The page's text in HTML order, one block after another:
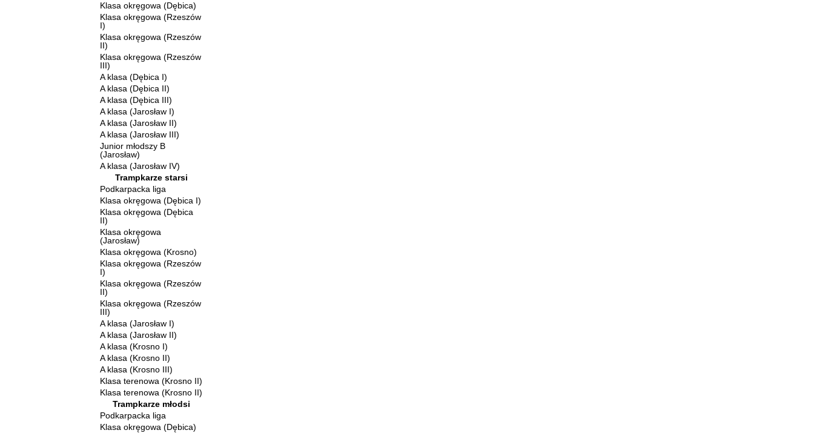
Klasa okręgowa (Dębica)
Klasa okręgowa (Rzeszów
I)
Klasa okręgowa (Rzeszów
II)
Klasa okręgowa (Rzeszów
III)
A klasa (Dębica I)
A klasa (Dębica II)
A klasa (Dębica III)
A klasa (Jarosław I)
A klasa (Jarosław II)
A klasa (Jarosław III)
Junior młodszy B
(Jarosław)
A klasa (Jarosław IV)
Trampkarze starsi
Podkarpacka liga
Klasa okręgowa (Dębica I)
Klasa okręgowa (Dębica
II)
Klasa okręgowa
(Jarosław)
Klasa okręgowa (Krosno)
Klasa okręgowa (Rzeszów
I)
Klasa okręgowa (Rzeszów
II)
Klasa okręgowa (Rzeszów
III)
A klasa (Jarosław I)
A klasa (Jarosław II)
A klasa (Krosno I)
A klasa (Krosno II)
A klasa (Krosno III)
Klasa terenowa (Krosno II)
Klasa terenowa (Krosno II)
Trampkarze młodsi
Podkarpacka liga
Klasa okręgowa (Dębica)